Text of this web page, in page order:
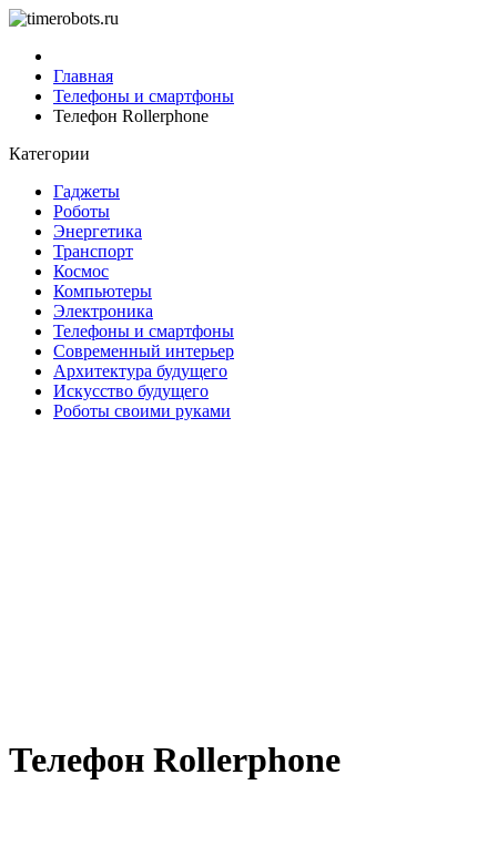
Главная
Телефоны и смартфоны
Телефон Rollerphone
Категории
Гаджеты
Роботы
Энергетика
Транспорт
Космос
Компьютеры
Электроника
Телефоны и смартфоны
Современный интерьер
Архитектура будущего
Искусство будущего
Роботы своими руками
Телефон Rollerphone